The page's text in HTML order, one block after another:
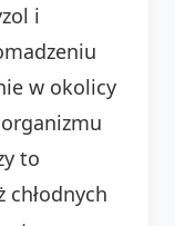
i
w okolicy
to
chłodnych